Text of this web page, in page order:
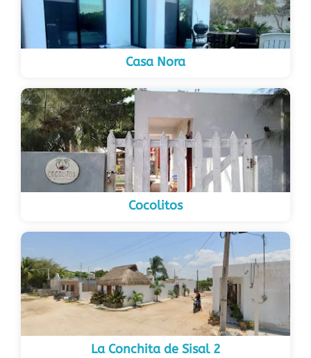
Casa Nora
Cocolitos
La Conchita de Sisal 2